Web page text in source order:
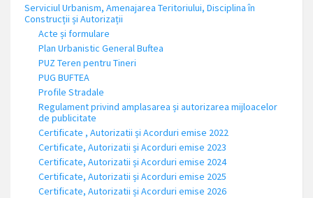
Serviciul Urbanism, Amenajarea Teritoriului, Disciplina în
Construcții și Autorizații
Acte și formulare
Plan Urbanistic General Buftea
PUZ Teren pentru Tineri
PUG BUFTEA
Profile Stradale
Regulament privind amplasarea și autorizarea mijloacelor
de publicitate
Certificate , Autorizatii și Acorduri emise 2022
Certificate, Autorizatii și Acorduri emise 2023
Certificate, Autorizatii și Acorduri emise 2024
Certificate, Autorizatii și Acorduri emise 2025
Certificate, Autorizatii și Acorduri emise 2026